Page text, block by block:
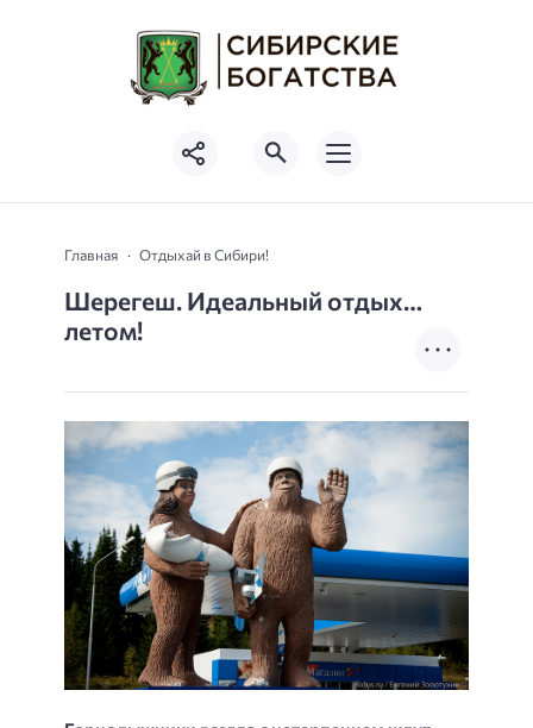
Главная Отдыхай в Сибири!
Шерегеш. Идеальный отдых…
летом!